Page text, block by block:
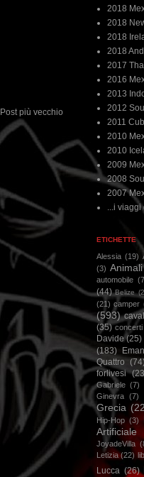
Post più vecchio
2018
2018
2018
2018
2017
2016
2013
2012
2011
2010
2010
2009
2008
2007
...i viaggi
ETICHETTE
Alessia (19)
(3) Animali
automobile
(44) Belize
(21) camper
(593)
(35) concerti
Davide (25)
(183)
Quattro
forlivesi
Gabriele (7)
Ginevra (7)
Grecia
Hip-Hop (3)
Artificiale
JoyadeVilla
Letizia (22)
Lucca (26)